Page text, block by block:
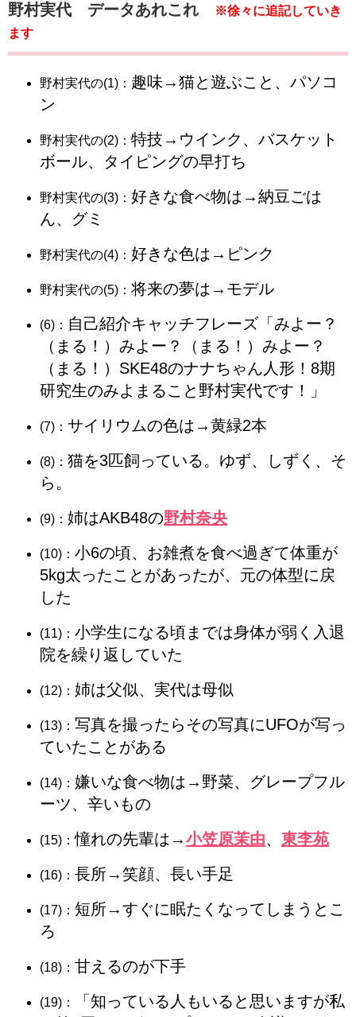
野村実代 データあれこれ
※徐々に追記していき
ます
野村実代の(1)： 趣味→猫と遊ぶこと、パソコ
ン
野村実代の(2)： 特技→ウインク、バスケット
ボール、タイピングの早打ち
野村実代の(3)： 好きな食べ物は→納豆ごは
ん、グミ
野村実代の(4)： 好きな色は→ピンク
野村実代の(5)： 将来の夢は→モデル
(6)： 自己紹介キャッチフレーズ「みよー？
（まる！）みよー？（まる！）みよー？
（まる！）SKE48のナナちゃん人形！8期
研究生のみよまること野村実代です！」
(7)： サイリウムの色は→黄緑2本
(8)： 猫を3匹飼っている。ゆず、しずく、そ
ら。
(9)： 姉はAKB48の野村奈央
(10)： 小6の頃、お雑煮を食べ過ぎて体重が
5kg太ったことがあったが、元の体型に戻
した
(11)： 小学生になる頃までは身体が弱く入退
院を繰り返していた
(12)： 姉は父似、実代は母似
(13)： 写真を撮ったらその写真にUFOが写っ
ていたことがある
(14)： 嫌いな食べ物は→野菜、グレープフル
ーツ、辛いもの
(15)：憧れの先輩は→小笠原茉由、 東李苑
(16)： 長所→笑顔、長い手足
(17)： 短所→すぐに眠たくなってしまうとこ
ろ
(18)： 甘えるのが下手
(19)：
「知っている人もいると思いますが私